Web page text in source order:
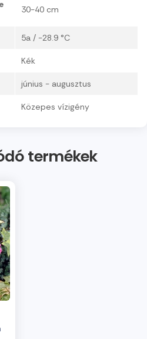
30-40 cm
5a / -28.9 °C
Kék
június - augusztus
Közepes vízigény
termékek